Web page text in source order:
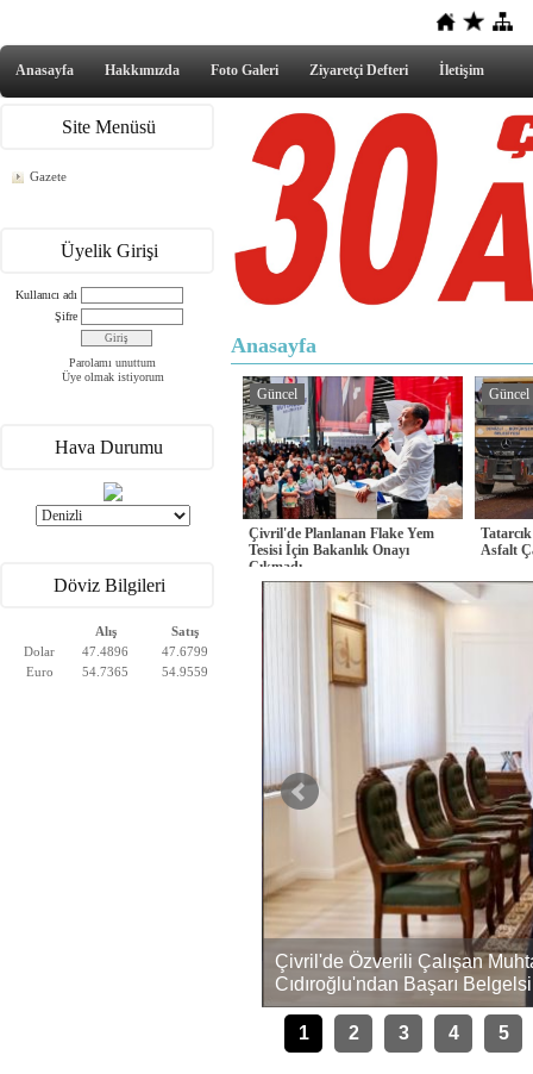
Anasayfa Hakkımızda Foto Galeri Ziyaretçi Defteri İletişim
Site Menüsü
Gazete
Üyelik Girişi
Kullanıcı adı
Şifre
Parolamı unuttum
Üye olmak istiyorum
Hava Durumu
Döviz Bilgileri
Alış
Satış
Dolar
47.4896
47.6799
Euro
54.7365 54.9559
Anasayfa
Güncel
Çivril'de Planlanan Flake Yem
Tesisi İçin Bakanlık Onayı
Çıkmadı
Güncel
Asfalt
Çivril'de Özverili Çalışan
Cıdıroğlu'ndan Başarı Belgelsi
1 2 3 4 5